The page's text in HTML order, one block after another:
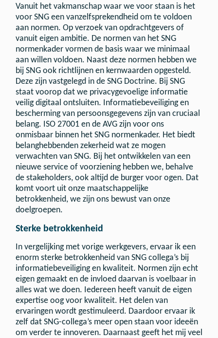
Vanuit het vakmanschap waar we voor staan is het
voor SNG een vanzelfsprekendheid om te voldoen
aan normen. Op verzoek van opdrachtgevers of
vanuit eigen ambitie. De normen van het SNG
normenkader vormen de basis waar we minimaal
aan willen voldoen. Naast deze normen hebben we
bij SNG ook richtlijnen en kernwaarden opgesteld.
Deze zijn vastgelegd in de SNG Doctrine. Bij SNG
staat voorop dat we privacygevoelige informatie
veilig digitaal ontsluiten. Informatiebeveiliging en
bescherming van persoonsgegevens zijn van cruciaal
belang. ISO 27001 en de AVG zijn voor ons
onmisbaar binnen het SNG normenkader. Het biedt
belanghebbenden zekerheid wat ze mogen
verwachten van SNG. Bij het ontwikkelen van een
nieuwe service of voorziening hebben we, behalve
de stakeholders, ook altijd de burger voor ogen. Dat
komt voort uit onze maatschappelijke
betrokkenheid, we zijn ons bewust van onze
doelgroepen.
Sterke betrokkenheid
In vergelijking met vorige werkgevers, ervaar ik een
enorm sterke betrokkenheid van SNG collega’s bij
informatiebeveiliging en kwaliteit. Normen zijn echt
eigen gemaakt en de invloed daarvan is voelbaar in
alles wat we doen. Iedereen heeft vanuit de eigen
expertise oog voor kwaliteit. Het delen van
ervaringen wordt gestimuleerd. Daardoor ervaar ik
zelf dat SNG-collega’s meer open staan voor ideeën
om verder te innoveren. Daarnaast geeft het mij veel